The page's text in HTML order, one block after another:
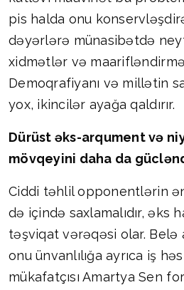
pis halda onu
dəyərlərə münasibətdə
xidmətlər və
Demoqrafiyanı və millətin
yox, ikincilər ayağa qaldırır.
Dürüst əks-arqument və
mövqeyini daha da
Ciddi təhlil opponentlərin
də içində saxlamalıdır, əks
təşviqat vərəqəsi olar. Belə
onu ünvanlılığa ayrıca iş
mükafatçısı Amartya Sen